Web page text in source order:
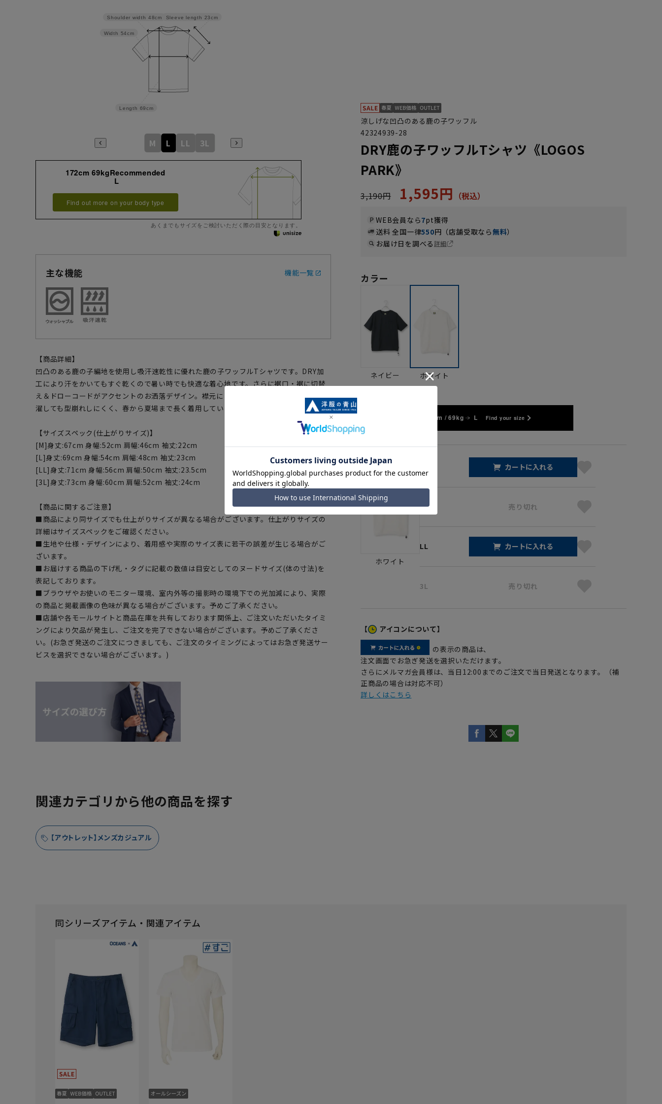
Sleeve length 23cm
Length 69cm
Width 54cm
Shoulder width 48cm
M L LL 3L
172cm 69kgRecommended
L
Find out more on your body type
あくまでもサイズをご検討いただく際の目安となります。
主な機能 機能一覧
【商品詳細】
凹凸のある鹿の子編地を使用し吸汗速乾性に優れた鹿の子ワッフルTシャツです。DRY加
工により汗をかいてもすぐ乾くので暑い時でも快適な着心地です。さらに裾口・裾に切替
え＆ドローコードがアクセントのお洒落デザイン。襟元にしっかりしたリブを使用して洗
濯しても型崩れしにくく、春から夏場まで長く着用していただけるオススメの1着です。
【サイズスペック(仕上がりサイズ)】
[M]身丈:67cm 身幅:52cm 肩幅:46cm 袖丈:22cm
[L]身丈:69cm 身幅:54cm 肩幅:48cm 袖丈:23cm
[LL]身丈:71cm 身幅:56cm 肩幅:50cm 袖丈:23.5cm
[3L]身丈:73cm 身幅:60cm 肩幅:52cm 袖丈:24cm
【商品に関するご注意】
■商品により同サイズでも仕上がりサイズが異なる場合がございます。仕上がりサイズの
詳細はサイズスペックをご確認ください。
■生地や仕様・デザインにより、着用感や実際のサイズ表に若干の誤差が生じる場合がご
ざいます。
■お届けする商品の下げ札・タグに記載の数値は目安としてのヌードサイズ(体の寸法)を
表記しております。
■ブラウザやお使いのモニター環境、室内外等の撮影時の環境下での光加減により、実際
の商品と掲載画像の色味が異なる場合がございます。予めご了承ください。
■店舗や各モールサイトと商品在庫を共有しております関係上、ご注文いただいたタイミ
ングにより欠品が発生し、ご注文を完了できない場合がございます。予めご了承くださ
い。(お急ぎ発送のご注文につきましても、ご注文のタイミングによってはお急ぎ発送サー
ビスを選択できない場合がございます。)
涼しげな凹凸のある鹿の子ワッフル
42324939-28
DRY鹿の子ワッフルTシャツ《LOGOS
PARK》
3,190円 1,595円
WEB会員なら7pt獲得
送料 全国一律550円（店舗受取なら無料）
お届け日を調べる詳細
カラー
ネイビー ホワイト
172cm / 69kg L Find your size
ホワイト
カートに入れる
L 売り切れ
LL カートに入れる
3L 売り切れ
【 アイコンについて】
の表示の商品は、
注文画面でお急ぎ発送を選択いただけます。
さらにメルマガ会員様は、当日12:00までのご注文で当日発送となります。（補
正商品の場合は対応不可）
詳しくはこちら
関連カテゴリから他の商品を探す
【アウトレット】メンズカジュアル
同シリーズアイテム・関連アイテム